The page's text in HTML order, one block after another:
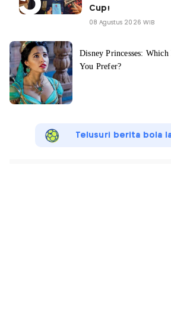
Cup!
08 Agustus 2026 WIB
Telusuri berita bola